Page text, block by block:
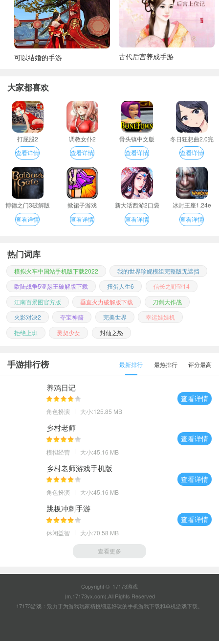
可以结婚的手游 古代后宫养成手游
大家都喜欢
打屁股2
查看详情
调教女仆2
查看详情
骨头镇中文版
查看详情
冬日狂想曲2.0完
整汉化版
查看详情
博德之门3破解版
查看详情
掀裙子游戏
查看详情
新大话西游2口袋
版
查看详情
冰封王座1.24e
查看详情
热门词库
模拟火车中国站手机版下载2022
我的世界珍妮模组完整版无遮挡
欧陆战争5亚瑟王破解版下载
扭蛋人生6
信长之野望14
江南百景图官方版
垂直火力破解版下载
刀剑大作战
火影对决2
夺宝神箭 完美世界
幸运娃娃机
拒绝上班
灵契少女 封仙之怒
手游排行榜 最新排行 最热排行 评分最高
养鸡日记
角色扮演 大小:125.85 MB
查看详情
乡村老师
模拟经营 大小:45.16 MB
查看详情
乡村老师游戏手机版
角色扮演 大小:45.16 MB
查看详情
跳板冲刺手游
休闲益智 大小:70.58 MB
查看详情
查看更多
Copyright © 17173游戏
(m.17173yx.com).All Rights Reserved
17173游戏：致力于为游戏玩家精挑细选好玩的手机游戏下载和单机游戏下载。